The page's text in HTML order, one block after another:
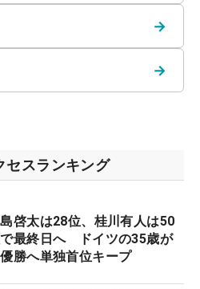
→
→
セスランキング
啓太は28位、桂川有人は50
最終日へ ドイツの35歳が
勝へ単独首位キープ